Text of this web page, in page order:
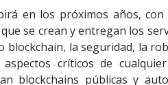
en los próximos años, con
se crean y entregan los
blockchain, la seguridad, la
críticos de
blockchains públicas y